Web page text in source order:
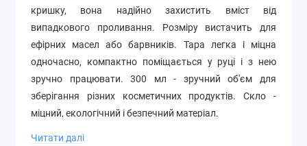
кришку, вона надійно захистить вміст від
випадкового проливання. Розміру вистачить для
ефірних масел або барвників. Тара легка і міцна
одночасно, компактно поміщається у руці і з нею
зручно працювати. 300 мл - зручний об'єм для
зберігання різних косметичних продуктів.Скло -
міцний, екологічний і безпечний матеріал.
Коричневі скляні флакони 300 мл широко
Читати далі